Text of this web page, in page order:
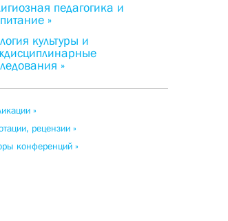
педагогика и
»
культуры и
»
»
рецензии »
конференций »